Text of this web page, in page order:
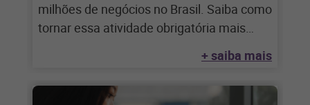
milhões de negócios no Brasil. Saiba como
tornar essa atividade obrigatória mais
+ saiba mais